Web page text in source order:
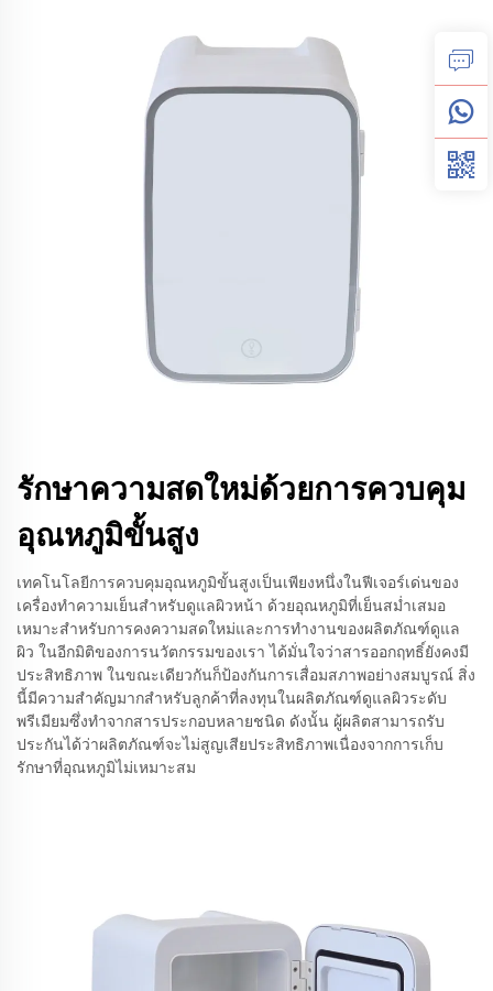
รักษาความสดใหม่ด้วยการควบคุม
อุณหภูมิขั้นสูง
เทคโนโลยีการควบคุมอุณหภูมิขั้นสูงเป็นเพียงหนึ่งในฟีเจอร์เด่นของ
เครื่องทำความเย็นสำหรับดูแลผิวหน้า ด้วยอุณหภูมิที่เย็นสม่ำเสมอ
เหมาะสำหรับการคงความสดใหม่และการทำงานของผลิตภัณฑ์ดูแล
ผิว ในอีกมิติของการนวัตกรรมของเรา ได้มั่นใจว่าสารออกฤทธิ์ยังคงมี
ประสิทธิภาพ ในขณะเดียวกันก็ป้องกันการเสื่อมสภาพอย่างสมบูรณ์ สิ่ง
นี้มีความสำคัญมากสำหรับลูกค้าที่ลงทุนในผลิตภัณฑ์ดูแลผิวระดับ
พรีเมียมซึ่งทำจากสารประกอบหลายชนิด ดังนั้น ผู้ผลิตสามารถรับ
ประกันได้ว่าผลิตภัณฑ์จะไม่สูญเสียประสิทธิภาพเนื่องจากการเก็บ
รักษาที่อุณหภูมิไม่เหมาะสม